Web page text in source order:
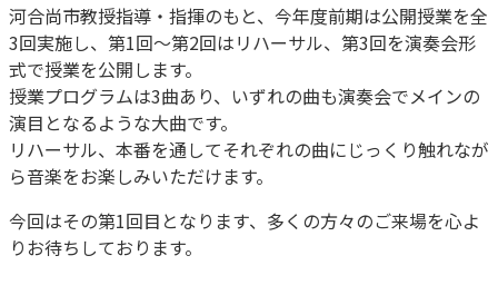
河合尚市教授指導・指揮のもと、今年度前期は公開授業を全
3回実施し、第1回～第2回はリハーサル、第3回を演奏会形
式で授業を公開します。
授業プログラムは3曲あり、いずれの曲も演奏会でメインの
演目となるような大曲です。
リハーサル、本番を通してそれぞれの曲にじっくり触れなが
ら音楽をお楽しみいただけます。
今回はその第1回目となります、多くの方々のご来場を心よ
りお待ちしております。